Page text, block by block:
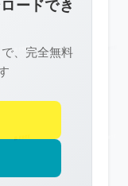
ードでき
、完全無料